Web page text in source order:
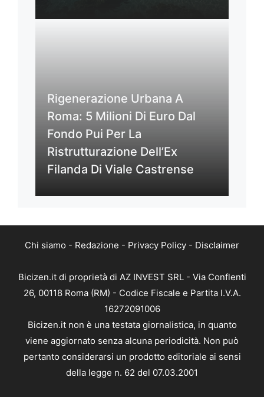
Rigenerazione Urbana A
Roma: 5 Milioni Di Euro Dal
Fondo Pui Per La
Ristrutturazione Dell’Ex
Filanda Di Viale Castrense
Chi siamo - Redazione - Privacy Policy - Disclaimer
Bicizen.it di proprietà di AZ INVEST SRL - Via Conflenti
26, 00118 Roma (RM) - Codice Fiscale e Partita I.V.A.
16272091006
Bicizen.it non è una testata giornalistica, in quanto
viene aggiornato senza alcuna periodicità. Non può
pertanto considerarsi un prodotto editoriale ai sensi
della legge n. 62 del 07.03.2001